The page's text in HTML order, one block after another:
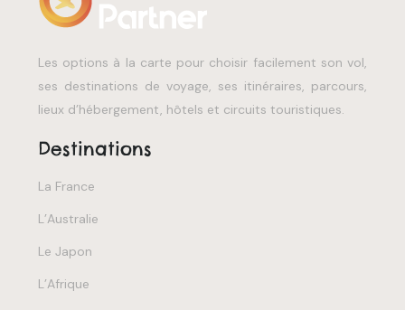
Les options à la carte pour choisir facilement son vol,
ses destinations de voyage, ses itinéraires, parcours,
lieux d’hébergement, hôtels et circuits touristiques.
Destinations
La France
L’Australie
Le Japon
L’Afrique